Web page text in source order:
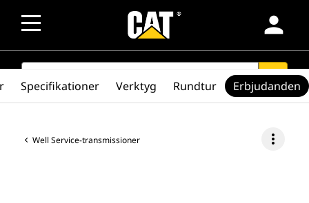
person
SEARCH search
Well Service-transmissioner more_vert
Specifikationer Verktyg Rundtur Erbjudanden